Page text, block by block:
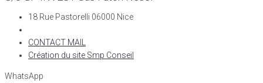
18 Rue Pastorelli 06000 Nice
CONTACT MAIL
Création du site Smp Conseil
WhatsApp